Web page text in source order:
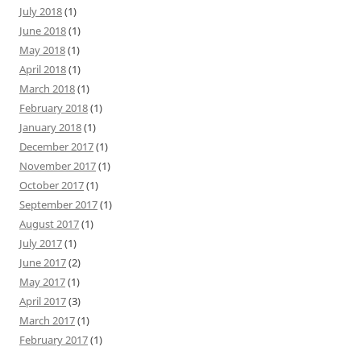
July 2018(1)
June 2018(1)
May 2018(1)
April 2018(1)
March 2018(1)
February 2018(1)
January 2018(1)
December 2017(1)
November 2017(1)
October 2017(1)
September 2017(1)
August 2017(1)
July 2017(1)
June 2017(2)
May 2017(1)
April 2017(3)
March 2017(1)
February 2017(1)